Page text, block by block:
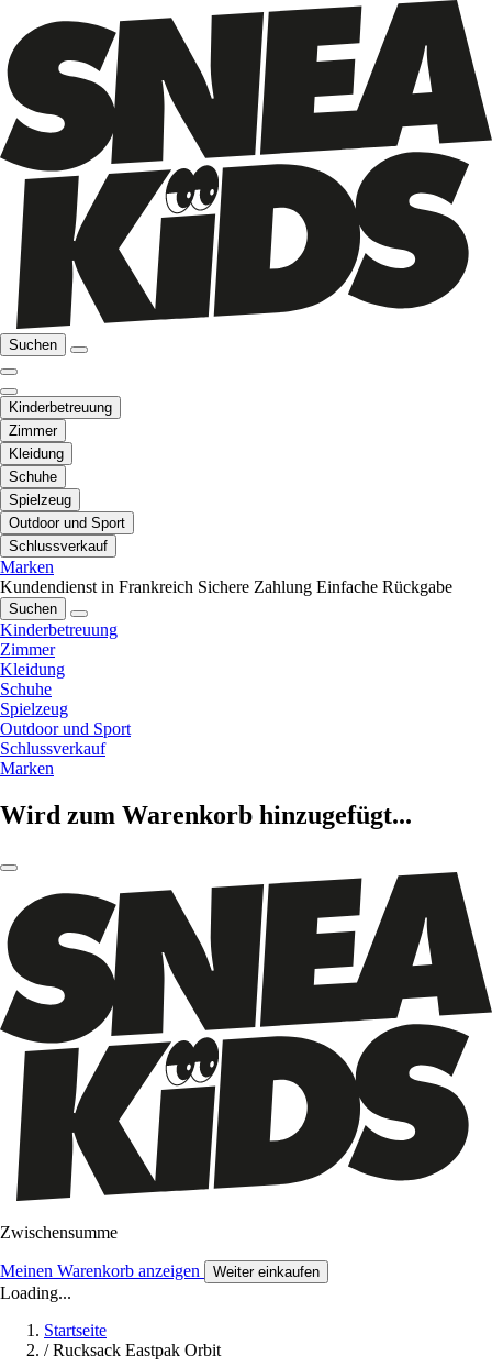
Suchen
Kinderbetreuung
Zimmer
Kleidung
Schuhe
Spielzeug
Outdoor und Sport
Schlussverkauf
Marken
Kundendienst in Frankreich Sichere Zahlung Einfache Rückgabe
Suchen
Kinderbetreuung
Zimmer
Kleidung
Schuhe
Spielzeug
Outdoor und Sport
Schlussverkauf
Marken
Wird zum Warenkorb hinzugefügt...
Zwischensumme
Meinen Warenkorb anzeigen Weiter einkaufen
Loading...
Startseite
/ Rucksack Eastpak Orbit